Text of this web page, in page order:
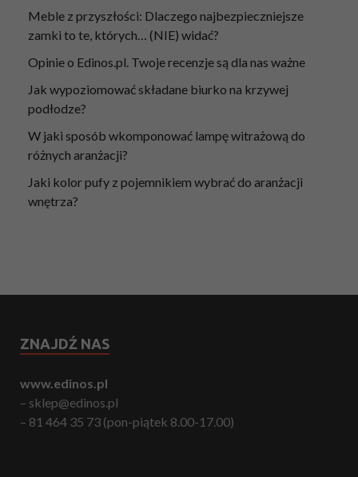
Meble z przyszłości: Dlaczego najbezpieczniejsze
zamki to te, których… (NIE) widać?
Opinie o Edinos.pl. Twoje recenzje są dla nas ważne
Jak wypoziomować składane biurko na krzywej
podłodze?
W jaki sposób wkomponować lampę witrażową do
różnych aranżacji?
Jaki kolor pufy z pojemnikiem wybrać do aranżacji
wnętrza?
ZNAJDŹ NAS
www.edinos.pl
– sklep@edinos.pl
– 81 464 35 73 (pon-piątek 8.00-17.00)